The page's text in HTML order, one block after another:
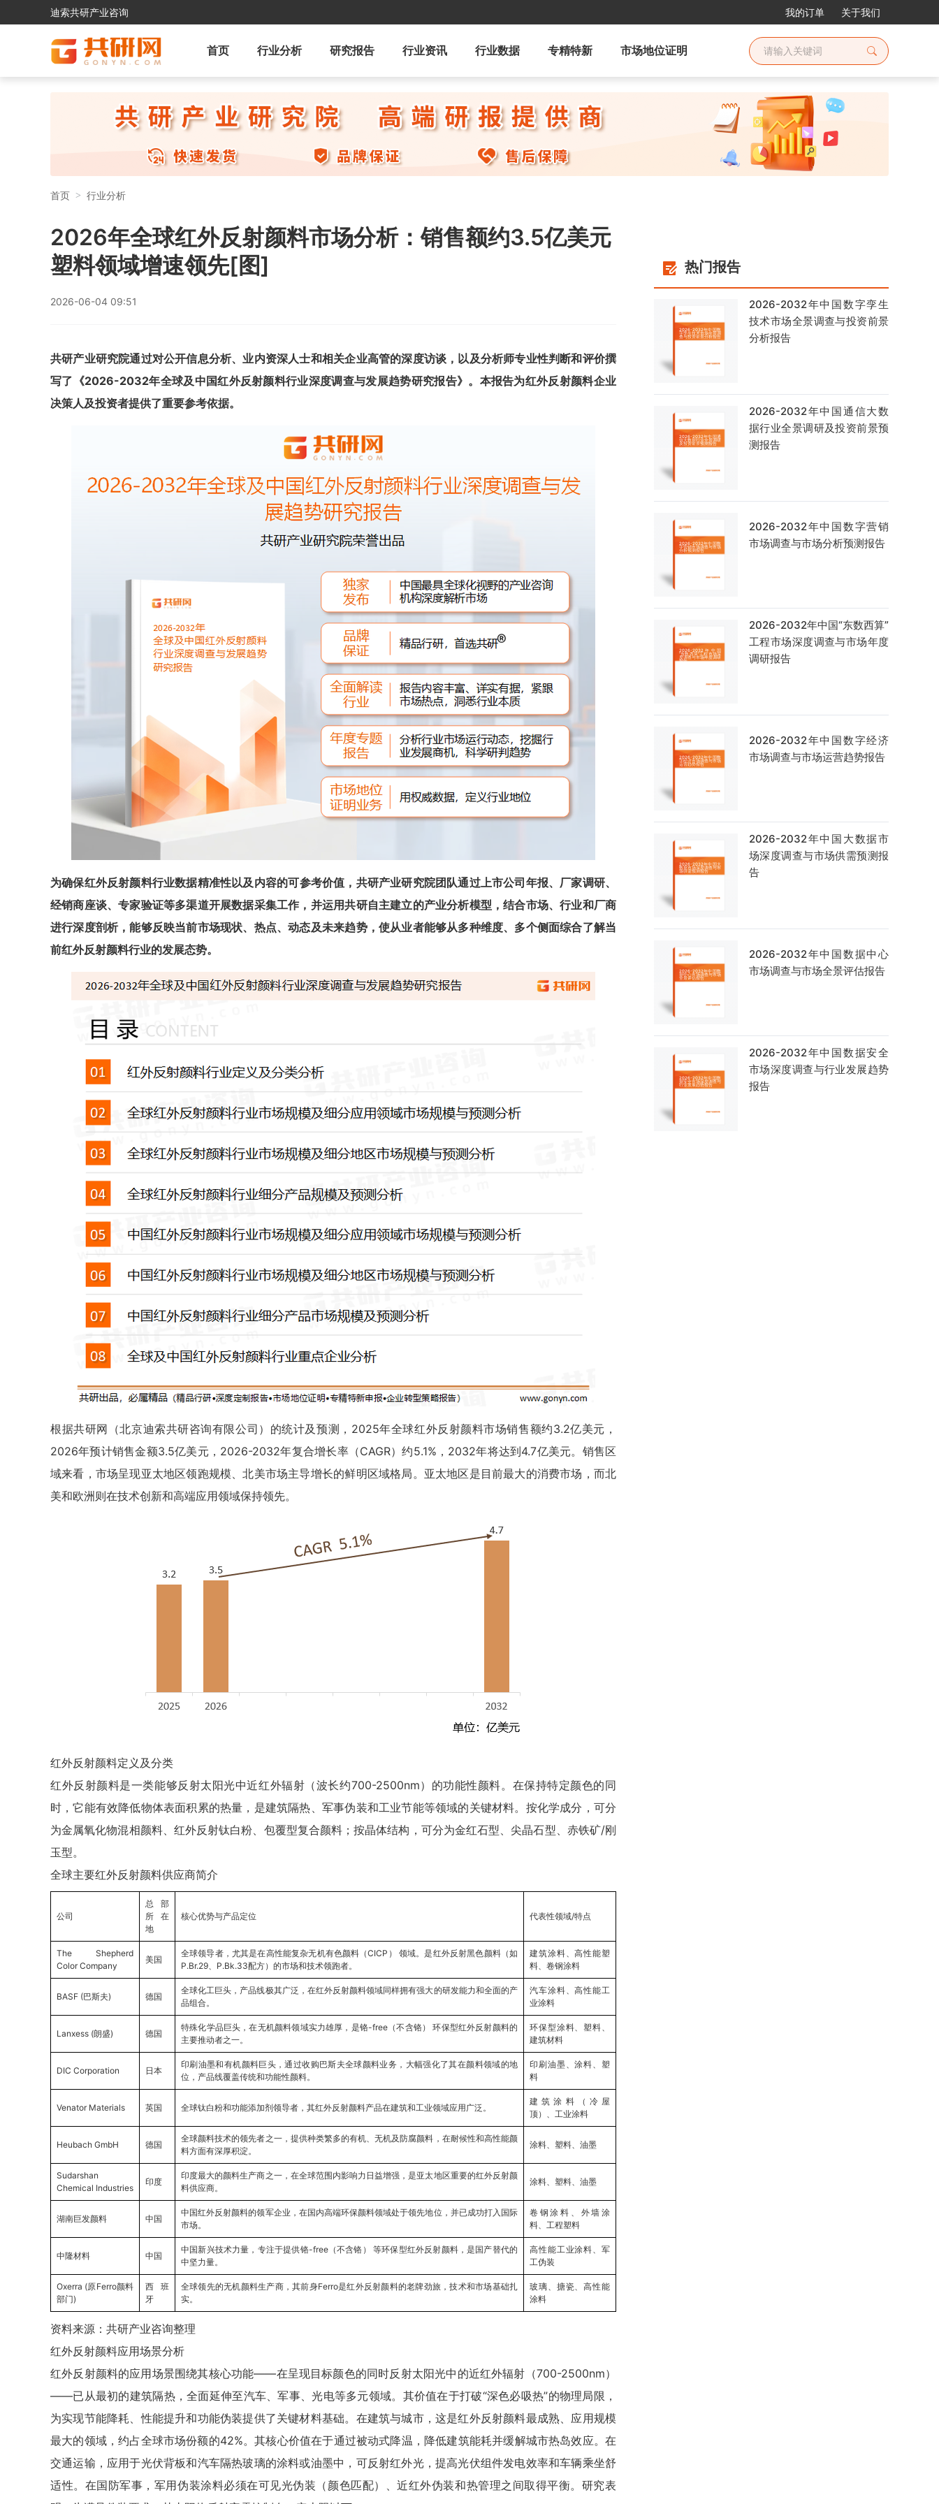
迪索共研产业咨询 我的订单 关于我们
首页 行业分析 研究报告 行业资讯 行业数据 专精特新 市场地位证明
首页 行业分析
2026年全球红外反射颜料市场分析：销售额约3.5亿美元
塑料领域增速领先[图]
2026-06-04 09:51
共研产业研究院通过对公开信息分析、业内资深人士和相关企业高管的深度访谈，以及分析师专业性判断和评价撰
写了《2026-2032年全球及中国红外反射颜料行业深度调查与发展趋势研究报告》 。本报告为红外反射颜料企业
决策人及投资者提供了重要参考依据。
为确保红外反射颜料行业数据精准性以及内容的可参考价值，共研产业研究院团队通过上市公司年报、厂家调研、
经销商座谈、专家验证等多渠道开展数据采集工作，并运用共研自主建立的产业分析模型，结合市场、行业和厂商
进行深度剖析，能够反映当前市场现状、热点、动态及未来趋势，使从业者能够从多种维度、多个侧面综合了解当
前红外反射颜料行业的发展态势。
根据共研网（北京迪索共研咨询有限公司）的统计及预测，2025年全球红外反射颜料市场销售额约3.2亿美元，
2026年预计销售金额3.5亿美元，2026-2032年复合增长率（CAGR）约5.1%，2032年将达到4.7亿美元。销售区
域来看，市场呈现亚太地区领跑规模、北美市场主导增长的鲜明区域格局。亚太地区是目前最大的消费市场，而北
美和欧洲则在技术创新和高端应用领域保持领先。
红外反射颜料定义及分类
红外反射颜料是一类能够反射太阳光中近红外辐射（波长约700-2500nm）的功能性颜料。在保持特定颜色的同
时，它能有效降低物体表面积累的热量，是建筑隔热、军事伪装和工业节能等领域的关键材料。按化学成分，可分
为金属氧化物混相颜料、红外反射钛白粉、包覆型复合颜料；按晶体结构，可分为金红石型、尖晶石型、赤铁矿/刚
玉型。
全球主要红外反射颜料供应商简介
公司
总部
所在
地
核心优势与产品定位 代表性领域/特点
The Shepherd
Color Company
美国
全球领导者，尤其是在高性能复杂无机有色颜料（CICP） 领域。是红外反射黑色颜料（如
P.Br.29、P.Bk.33配方）的市场和技术领跑者。
建筑涂料、高性能塑
料、卷钢涂料
BASF (巴斯夫) 德国
全球化工巨头，产品线极其广泛，在红外反射颜料领域同样拥有强大的研发能力和全面的产
品组合。
汽车涂料、高性能工
业涂料
Lanxess (朗盛) 德国
特殊化学品巨头，在无机颜料领域实力雄厚，是铬-free（不含铬） 环保型红外反射颜料的
主要推动者之一。
环保型涂料、塑料、
建筑材料
DIC Corporation 日本
印刷油墨和有机颜料巨头，通过收购巴斯夫全球颜料业务，大幅强化了其在颜料领域的地
位，产品线覆盖传统和功能性颜料。
印刷油墨、涂料、塑
料
Venator Materials 英国 全球钛白粉和功能添加剂领导者，其红外反射颜料产品在建筑和工业领域应用广泛。
建筑涂料（冷屋
顶）、工业涂料
Heubach GmbH 德国
全球颜料技术的领先者之一，提供种类繁多的有机、无机及防腐颜料，在耐候性和高性能颜
料方面有深厚积淀。
涂料、塑料、油墨
Sudarshan
Chemical Industries
印度
印度最大的颜料生产商之一，在全球范围内影响力日益增强，是亚太地区重要的红外反射颜
料供应商。
涂料、塑料、油墨
湖南巨发颜料 中国
中国红外反射颜料的领军企业，在国内高端环保颜料领域处于领先地位，并已成功打入国际
市场。
卷钢涂料、外墙涂
料、工程塑料
中隆材料 中国
中国新兴技术力量，专注于提供铬-free（不含铬） 等环保型红外反射颜料，是国产替代的
中坚力量。
高性能工业涂料、军
工伪装
Oxerra (原Ferro颜料
部门)
西班
牙
全球领先的无机颜料生产商，其前身Ferro是红外反射颜料的老牌劲旅，技术和市场基础扎
实。
玻璃、搪瓷、高性能
涂料
资料来源：共研产业咨询整理
红外反射颜料应用场景分析
红外反射颜料的应用场景围绕其核心功能——在呈现目标颜色的同时反射太阳光中的近红外辐射（700-2500nm）
——已从最初的建筑隔热，全面延伸至汽车、军事、光电等多元领域。其价值在于打破“深色必吸热”的物理局限，
为实现节能降耗、性能提升和功能伪装提供了关键材料基础。在建筑与城市，这是红外反射颜料最成熟、应用规模
最大的领域，约占全球市场份额的42%。其核心价值在于通过被动式降温，降低建筑能耗并缓解城市热岛效应。在
交通运输，应用于光伏背板和汽车隔热玻璃的涂料或油墨中，可反射红外光，提高光伏组件发电效率和车辆乘坐舒
适性。在国防军事，军用伪装涂料必须在可见光伪装（颜色匹配）、近红外伪装和热管理之间取得平衡。研究表
热门报告
2026-2032年中国数字孪生
技术市场全景调查与投资前景
分析报告
2026-2032年中国通信大数
据行业全景调研及投资前景预
测报告
2026-2032年中国数字营销
市场调查与市场分析预测报告
2026-2032年中国“东数西算”
工程市场深度调查与市场年度
调研报告
2026-2032年中国数字经济
市场调查与市场运营趋势报告
2026-2032年中国大数据市
场深度调查与市场供需预测报
告
2026-2032年中国数据中心
市场调查与市场全景评估报告
2026-2032年中国数据安全
市场深度调查与行业发展趋势
报告